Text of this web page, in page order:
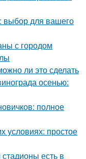
выбор для вашего
с городом
ли это сделать
осенью:
полное
условиях: простое
есть в